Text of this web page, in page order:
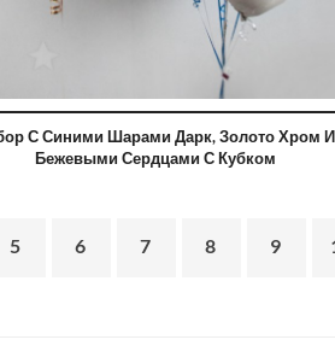
С Синими Шарами Дарк, Золото Хром И
Бежевыми Сердцами С Кубком
5 6 7 8 9